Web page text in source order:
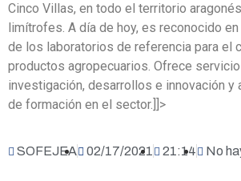
Cinco Villas, en todo el territorio
limítrofes. A día de hoy, es reconocido
de los laboratorios de referencia para el
productos agropecuarios. Ofrece
investigación, desarrollos e innovación y
de formación en el sector.]]>
SOFEJEA 02/17/2021 21:14 No